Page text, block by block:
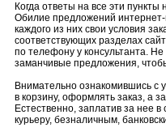
Когда ответы на все эти
Обилие предложений
каждого из них свои условия
соответствующих разделах
по телефону у консультанта.
заманчивые предложения,
Внимательно ознакомившись с
в корзину, оформлять заказ, а
Естественно, заплатив за нее
курьеру, безналичным,